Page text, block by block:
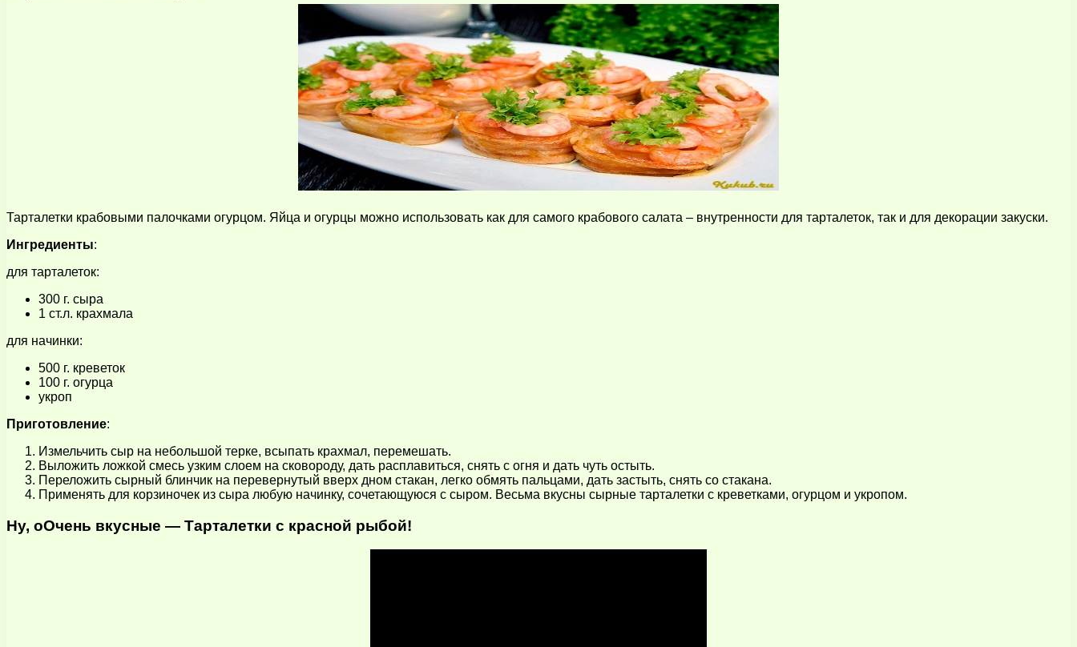
Тарталетки крабовыми палочками огурцом. Яйца и огурцы можно использовать как для самого крабового салата – внутренности для тарталеток, так и для декорации закуски.
Ингредиенты:
для тарталеток:
300 г. сыра
1 ст.л. крахмала
для начинки:
500 г. креветок
100 г. огурца
укроп
Приготовление:
Измельчить сыр на небольшой терке, всыпать крахмал, перемешать.
Выложить ложкой смесь узким слоем на сковороду, дать расплавиться, снять с огня и дать чуть остыть.
Переложить сырный блинчик на перевернутый вверх дном стакан, легко обмять пальцами, дать застыть, снять со стакана.
Применять для корзиночек из сыра любую начинку, сочетающуюся с сыром. Весьма вкусны сырные тарталетки с креветками, огурцом и укропом.
Ну, оОчень вкусные — Тарталетки с красной рыбой!